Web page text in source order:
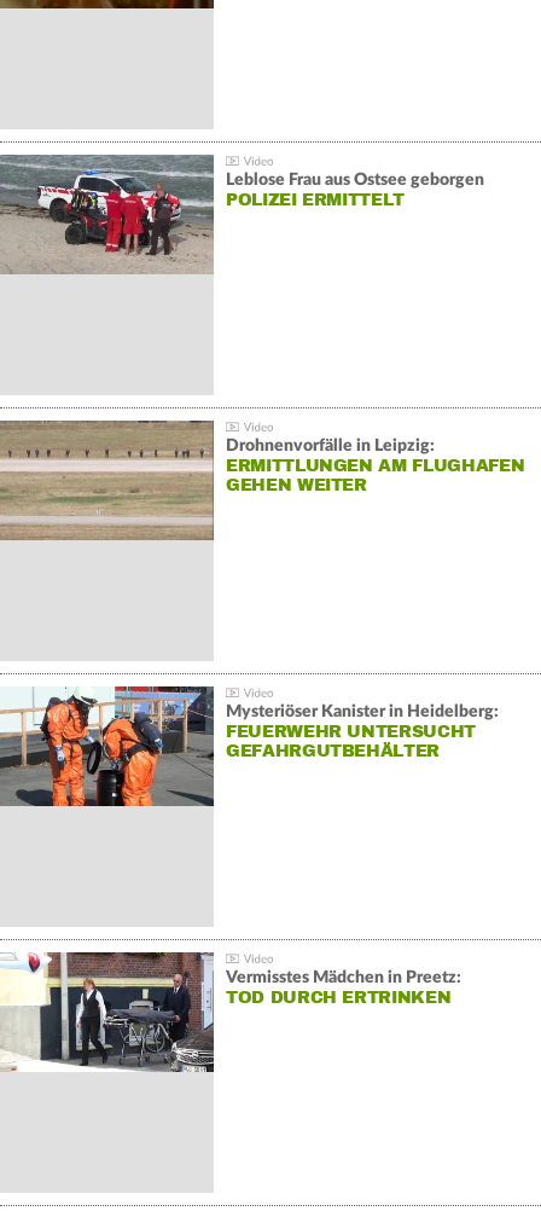
Leblose Frau aus Ostsee geborgen
POLIZEI ERMITTELT
Drohnenvorfälle in Leipzig:
ERMITTLUNGEN AM FLUGHAFEN
GEHEN WEITER
Mysteriöser Kanister in Heidelberg:
FEUERWEHR UNTERSUCHT
GEFAHRGUTBEHÄLTER
Vermisstes Mädchen in Preetz:
TOD DURCH ERTRINKEN